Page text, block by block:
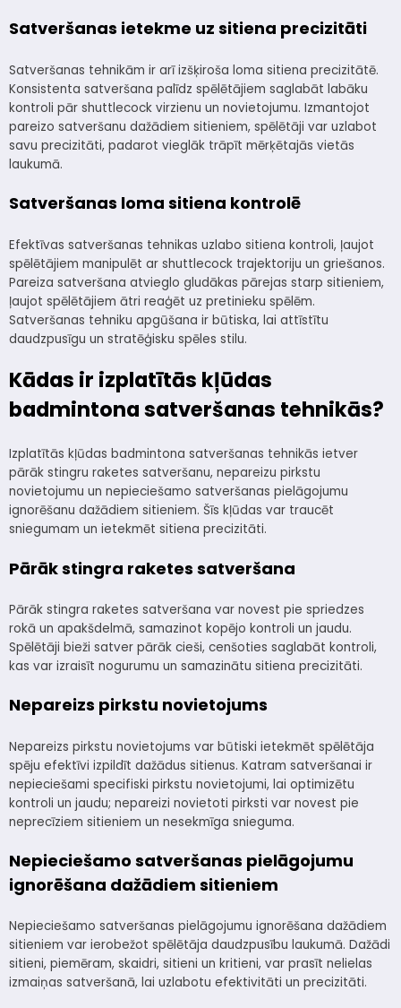
Satveršanas ietekme uz sitiena precizitāti
Satveršanas tehnikām ir arī izšķiroša loma sitiena precizitātē.
Konsistenta satveršana palīdz spēlētājiem saglabāt labāku
kontroli pār shuttlecock virzienu un novietojumu. Izmantojot
pareizo satveršanu dažādiem sitieniem, spēlētāji var uzlabot
savu precizitāti, padarot vieglāk trāpīt mērķētajās vietās
laukumā.
Satveršanas loma sitiena kontrolē
Efektīvas satveršanas tehnikas uzlabo sitiena kontroli, ļaujot
spēlētājiem manipulēt ar shuttlecock trajektoriju un griešanos.
Pareiza satveršana atvieglo gludākas pārejas starp sitieniem,
ļaujot spēlētājiem ātri reaģēt uz pretinieku spēlēm.
Satveršanas tehniku apgūšana ir būtiska, lai attīstītu
daudzpusīgu un stratēģisku spēles stilu.
Kādas ir izplatītās kļūdas
badmintona satveršanas tehnikās?
Izplatītās kļūdas badmintona satveršanas tehnikās ietver
pārāk stingru raketes satveršanu, nepareizu pirkstu
novietojumu un nepieciešamo satveršanas pielāgojumu
ignorēšanu dažādiem sitieniem. Šīs kļūdas var traucēt
sniegumam un ietekmēt sitiena precizitāti.
Pārāk stingra raketes satveršana
Pārāk stingra raketes satveršana var novest pie spriedzes
rokā un apakšdelmā, samazinot kopējo kontroli un jaudu.
Spēlētāji bieži satver pārāk cieši, cenšoties saglabāt kontroli,
kas var izraisīt nogurumu un samazinātu sitiena precizitāti.
Nepareizs pirkstu novietojums
Nepareizs pirkstu novietojums var būtiski ietekmēt spēlētāja
spēju efektīvi izpildīt dažādus sitienus. Katram satveršanai ir
nepieciešami specifiski pirkstu novietojumi, lai optimizētu
kontroli un jaudu; nepareizi novietoti pirksti var novest pie
neprecīziem sitieniem un nesekmīga snieguma.
Nepieciešamo satveršanas pielāgojumu
ignorēšana dažādiem sitieniem
Nepieciešamo satveršanas pielāgojumu ignorēšana dažādiem
sitieniem var ierobežot spēlētāja daudzpusību laukumā. Dažādi
sitieni, piemēram, skaidri, sitieni un kritieni, var prasīt nelielas
izmaiņas satveršanā, lai uzlabotu efektivitāti un precizitāti.